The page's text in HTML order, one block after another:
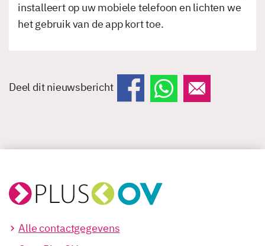
installeert op uw mobiele telefoon en lichten we
het gebruik van de app kort toe.
Deel dit nieuwsbericht
Alle contactgegevens